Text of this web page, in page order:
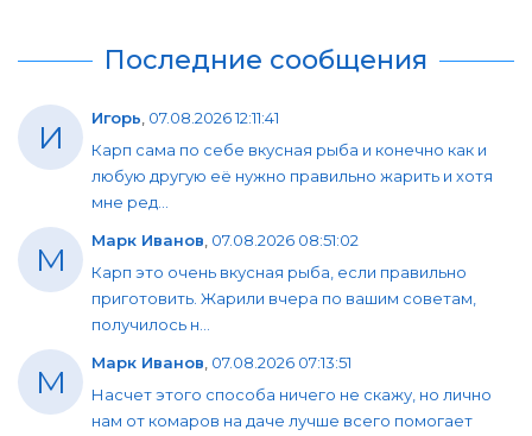
Последние сообщения
И Игорь, 07.08.2026 12:11:41
Карп сама по себе вкусная рыба и конечно как и
любую другую её нужно правильно жарить и хотя
мне ред...
М Марк Иванов, 07.08.2026 08:51:02
Карп это очень вкусная рыба, если правильно
приготовить. Жарили вчера по вашим советам,
получилось н...
М Марк Иванов, 07.08.2026 07:13:51
Насчет этого способа ничего не скажу, но лично
нам от комаров на даче лучше всего помогает